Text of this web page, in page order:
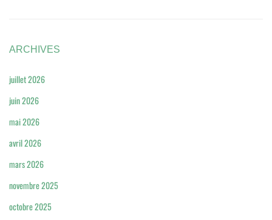
ARCHIVES
juillet 2026
juin 2026
mai 2026
avril 2026
mars 2026
novembre 2025
octobre 2025